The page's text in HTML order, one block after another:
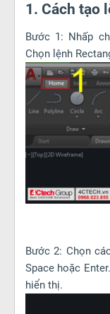
1. Cách tạo
Bước 1: Nhấp
Chọn lệnh
Bước 2: Chọn
Space hoặc
hiển thị.